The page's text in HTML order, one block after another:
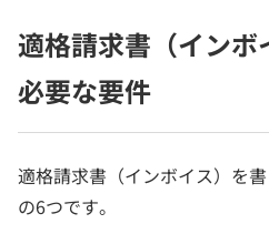
適格請求書（イン
必要な要件
適格請求書（インボイス）を
の6つです。